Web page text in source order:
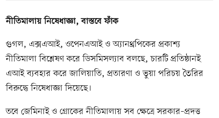
নীতিমালায় নিষেধাজ্ঞা, বাস্তবে ফাঁক
গুগল, এক্সএআই, ওপেনএআই ও অ্যানথ্রপিকের প্রকাশ্য
নীতিমালা বিশ্লেষণ করে ডিসমিসল্যাব বলছে, চারটি প্রতিষ্ঠানই
এআই ব্যবহার করে জালিয়াতি, প্রতারণা ও ভুয়া পরিচয় তৈরির
বিরুদ্ধে নিষেধাজ্ঞা দিয়েছে।
তবে জেমিনাই ও গ্রোকের নীতিমালায় সব ক্ষেত্রে সরকার–প্রদত্ত